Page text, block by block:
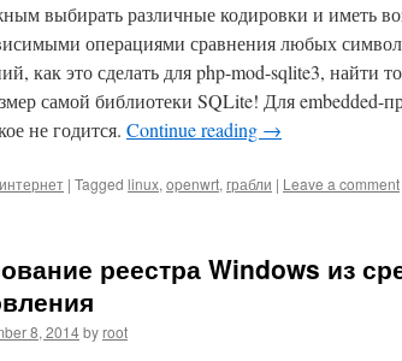
выбирать различные кодировки и иметь
операциями сравнения любых
как это сделать для php-mod-sqlite3, найти
самой библиотеки SQLite! Для embedded-
не годится. Continue reading →
| Tagged linux, openwrt, грабли | Leave a comment
реестра Windows из
8, 2014by root